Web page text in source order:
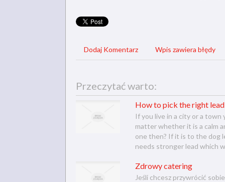
Dodaj Komentarz Wpis zawiera błędy
Przeczytać warto:
How to pick the right
If you live in a city or a
matter whether it is a calm
one then? If it is to the dog
needs stronger lead which
Zdrowy catering
Jeśli chcesz przywrócić